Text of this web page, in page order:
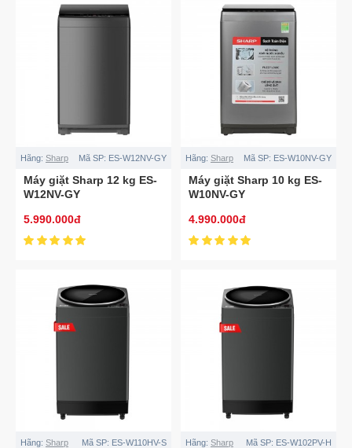
Hãng: Sharp Mã SP: ES-W12NV-GY
Máy giặt Sharp 12 kg ES-
W12NV-GY
5.990.000đ
Hãng: Sharp Mã SP: ES-W10NV-GY
Máy giặt Sharp 10 kg ES-
W10NV-GY
4.990.000đ
Hãng: Sharp Mã SP: ES-W110HV-S Hãng: Sharp Mã SP: ES-W102PV-H